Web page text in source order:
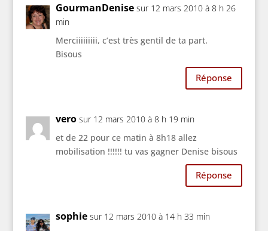
GourmanDenise sur 12 mars 2010 à 8 h 26
min
Merciiiiiiiii, c’est très gentil de ta part.
Bisous
Réponse
vero sur 12 mars 2010 à 8 h 19 min
et de 22 pour ce matin à 8h18 allez
mobilisation !!!!!! tu vas gagner Denise bisous
Réponse
sophie sur 12 mars 2010 à 14 h 33 min